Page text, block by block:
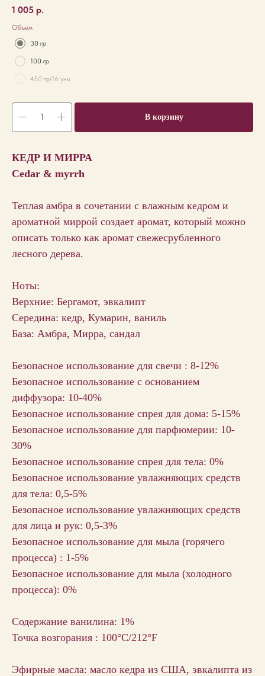
1 005 р.
Объем
30 гр
100 гр
450 гр/16 унц
В корзину
КЕДР И МИРРА
Сedar & myrrh
Теплая амбра в сочетании с влажным кедром и
ароматной миррой создает аромат, который можно
описать только как аромат свежесрубленного
лесного дерева.
Ноты:
Верхние: Бергамот, эвкалипт
Середина: кедр, Кумарин, ваниль
База: Амбра, Мирра, сандал
Безопасное использование для свечи : 8-12%
Безопасное использование с основанием
диффузора: 10-40%
Безопасное использование спрея для дома: 5-15%
Безопасное использование для парфюмерии: 10-
30%
Безопасное использование спрея для тела: 0%
Безопасное использование увлажняющих средств
для тела: 0,5-5%
Безопасное использование увлажняющих средств
для лица и рук: 0,5-3%
Безопасное использование для мыла (горячего
процесса) : 1-5%
Безопасное использование для мыла (холодного
процесса): 0%
Содержание ванилина: 1%
Точка возгорания : 100°C/212°F
Эфирные масла: маслo кедра из США, эвкалипта из